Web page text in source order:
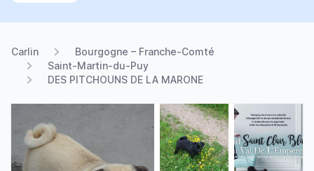
Carlin
Bourgogne – Franche-Comté
Saint-Martin-du-Puy
DES PITCHOUNS DE LA MARONE